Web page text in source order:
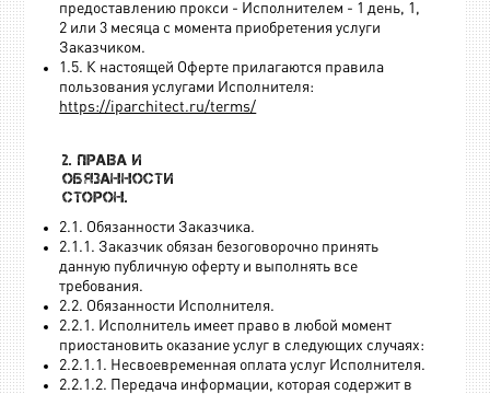
предоставлению прокси - Исполнителем - 1 день, 1,
2 или 3 месяца с момента приобретения услуги
Заказчиком.
1.5. К настоящей Оферте прилагаются правила
пользования услугами Исполнителя:
https://iparchitect.ru/terms/
2. Права и
обязанности
сторон.
2.1. Обязанности Заказчика.
2.1.1. Заказчик обязан безоговорочно принять
данную публичную оферту и выполнять все
требования.
2.2. Обязанности Исполнителя.
2.2.1. Исполнитель имеет право в любой момент
приостановить оказание услуг в следующих случаях:
2.2.1.1. Несвоевременная оплата услуг Исполнителя.
2.2.1.2. Передача информации, которая содержит в